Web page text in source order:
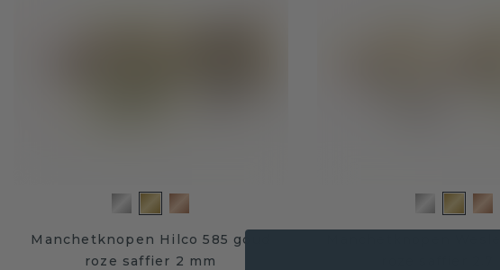
Manchetknopen Hilco 585 goud
roze saffier 2 mm